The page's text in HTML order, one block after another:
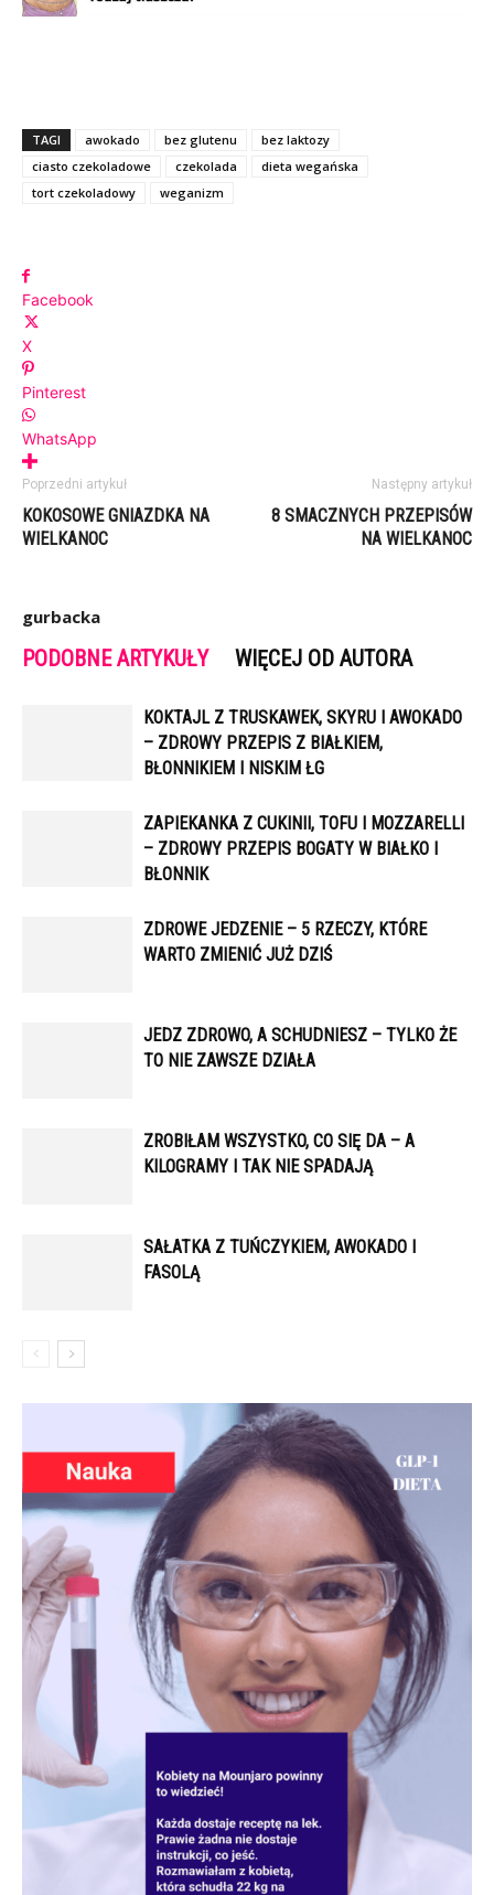
TAGI awokado bez glutenu
bez laktozy
ciasto czekoladowe
czekolada
dieta wegańska
tort czekoladowy
weganizm
Facebook
X
Pinterest
WhatsApp
Poprzedni artykuł
KOKOSOWE GNIAZDKA NA
WIELKANOC
Następny artykuł
8 SMACZNYCH PRZEPISÓW
NA WIELKANOC
gurbacka
PODOBNE ARTYKUŁY WIĘCEJ OD AUTORA
KOKTAJL Z TRUSKAWEK, SKYRU I AWOKADO
– ZDROWY PRZEPIS Z BIAŁKIEM,
BŁONNIKIEM I NISKIM ŁG
ZAPIEKANKA Z CUKINII, TOFU I MOZZARELLI
– ZDROWY PRZEPIS BOGATY W BIAŁKO I
BŁONNIK
ZDROWE JEDZENIE – 5 RZECZY, KTÓRE
WARTO ZMIENIĆ JUŻ DZIŚ
JEDZ ZDROWO, A SCHUDNIESZ – TYLKO ŻE
TO NIE ZAWSZE DZIAŁA
ZROBIŁAM WSZYSTKO, CO SIĘ DA – A
KILOGRAMY I TAK NIE SPADAJĄ
SAŁATKA Z TUŃCZYKIEM, AWOKADO I
FASOLĄ